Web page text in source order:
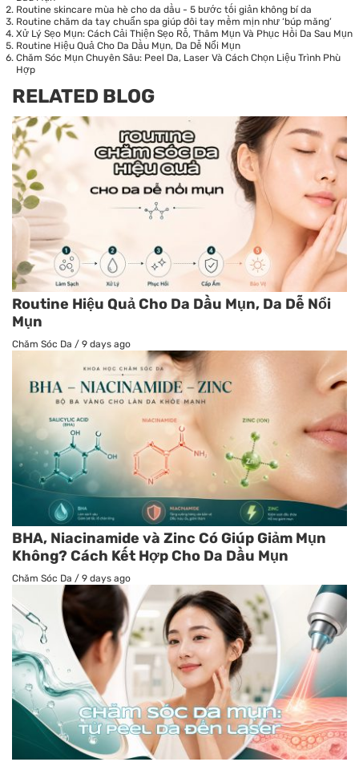
Routine skincare mùa hè cho da dầu - 5 bước tối giản không bí da
Routine chăm da tay chuẩn spa giúp đôi tay mềm mịn như ‘búp măng’
Xử Lý Sẹo Mụn: Cách Cải Thiện Sẹo Rỗ, Thâm Mụn Và Phục Hồi Da Sau Mụn
Routine Hiệu Quả Cho Da Dầu Mụn, Da Dễ Nổi Mụn
Chăm Sóc Mụn Chuyên Sâu: Peel Da, Laser Và Cách Chọn Liệu Trình Phù
Hợp
RELATED BLOG
Routine Hiệu Quả Cho Da Dầu Mụn, Da Dễ Nổi
Mụn
Chăm Sóc Da / 9 days ago
BHA, Niacinamide và Zinc Có Giúp Giảm Mụn
Không? Cách Kết Hợp Cho Da Dầu Mụn
Chăm Sóc Da / 9 days ago